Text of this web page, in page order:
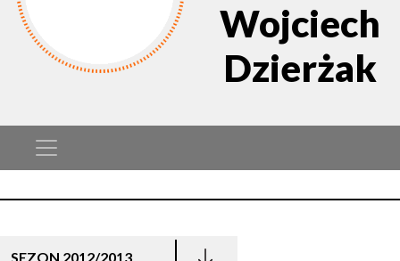
Wojciech
Dzierżak
SEZON 2012/2013